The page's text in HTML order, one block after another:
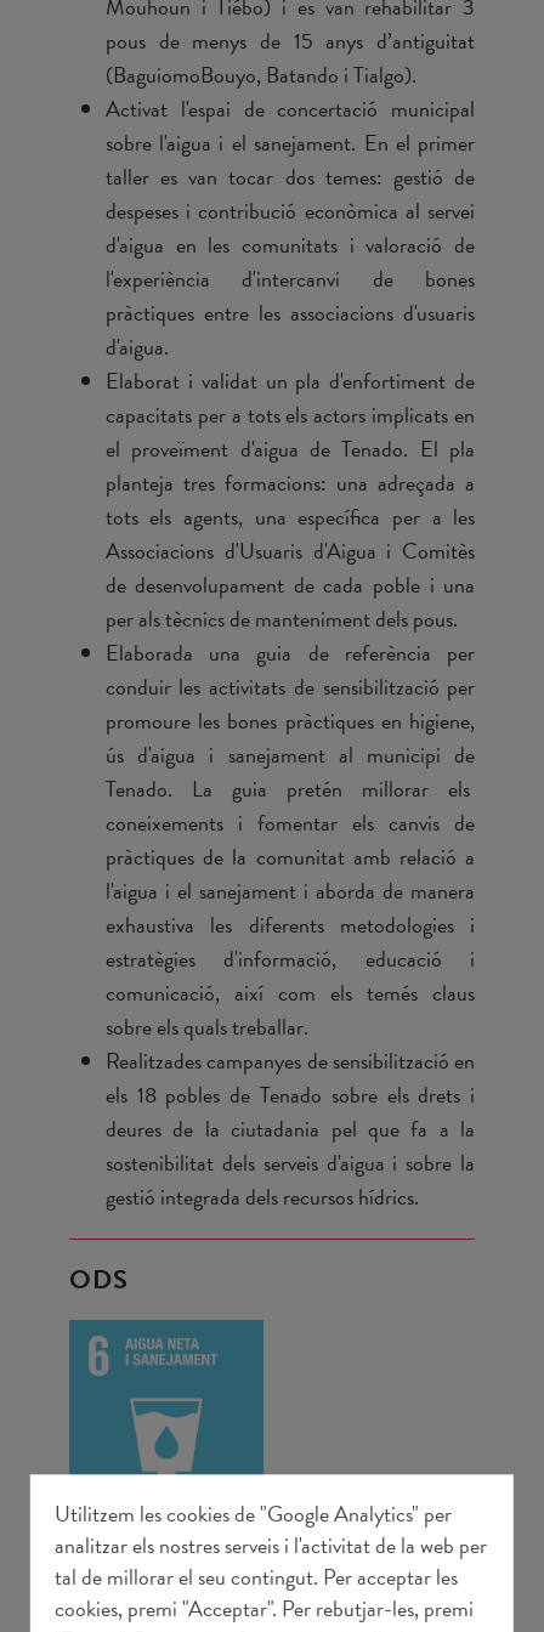
pous de menys de 15 anys d’antiguitat
(BaguiomoBouyo, Batando i Tialgo).
Activat l'espai de concertació municipal
sobre l'aigua i el sanejament. En el primer
taller es van tocar dos temes: gestió de
despeses i contribució econòmica al servei
d'aigua en les comunitats i valoració de
l'experiència d'intercanvi de bones
pràctiques entre les associacions d'usuaris
d'aigua.
Elaborat i validat un pla d'enfortiment de
capacitats per a tots els actors implicats en
el proveïment d'aigua de Tenado. El pla
planteja tres formacions: una adreçada a
tots els agents, una específica per a les
Associacions d'Usuaris d'Aigua i Comitès
de desenvolupament de cada poble i una
per als tècnics de manteniment dels pous.
Elaborada una guia de referència per
conduir les activitats de sensibilització per
promoure les bones pràctiques en higiene,
ús d'aigua i sanejament al municipi de
Tenado. La guia pretén millorar els
coneixements i fomentar els canvis de
pràctiques de la comunitat amb relació a
l'aigua i el sanejament i aborda de manera
exhaustiva les diferents metodologies i
estratègies d'informació, educació i
comunicació, així com els temés claus
sobre els quals treballar.
Realitzades campanyes de sensibilització en
els 18 pobles de Tenado sobre els drets i
deures de la ciutadania pel que fa a la
sostenibilitat dels serveis d'aigua i sobre la
gestió integrada dels recursos hídrics.
ODS
IMPORT TOTAL
125.750,45€
Utilitzem les cookies de "Google Analytics" per
analitzar els nostres serveis i l'activitat de la web per
tal de millorar el seu contingut. Per acceptar les
cookies, premi "Acceptar". Per rebutjar-les, premi